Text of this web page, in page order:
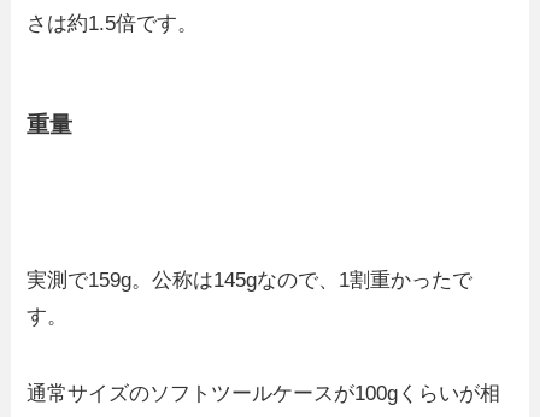
さは約1.5倍です。
重量
実測で159g。公称は145gなので、1割重かったで
す。
通常サイズのソフトツールケースが100gくらいが相